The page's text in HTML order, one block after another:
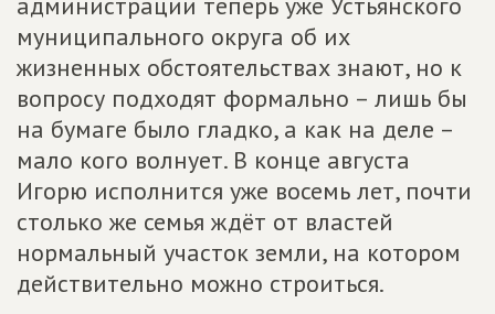
муниципального округа об их
жизненных обстоятельствах знают, но к
вопросу подходят формально – лишь бы
на бумаге было гладко, а как на деле –
мало кого волнует. В конце августа
Игорю исполнится уже восемь лет, почти
столько же семья ждёт от властей
нормальный участок земли, на котором
действительно можно строиться.